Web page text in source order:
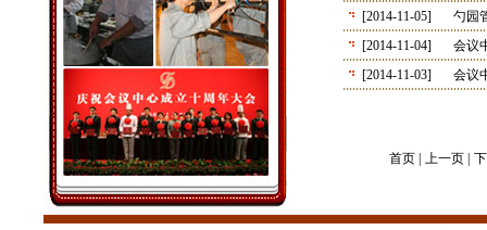
[2014-11-05]
勺园
[2014-11-04]
会议
[2014-11-03]
会议
首页 | 上一页 |